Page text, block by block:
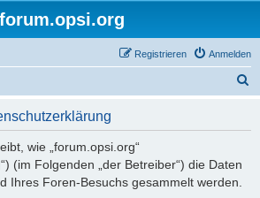
forum.opsi.org
Anmelden
Registrieren
wie „forum.opsi.org“
(im Folgenden „der Betreiber“) die Daten
Ihres Foren-Besuchs gesammelt werden.